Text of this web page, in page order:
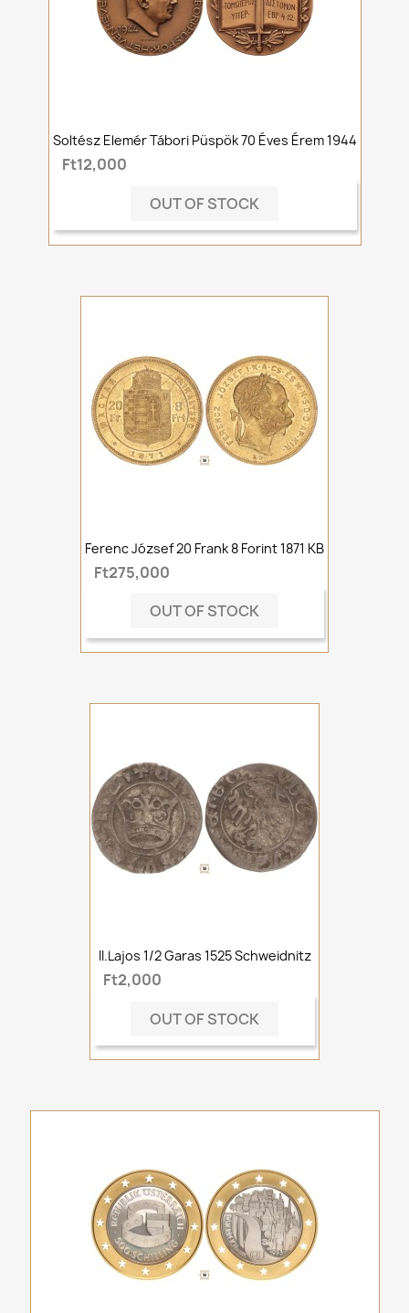
Soltész Elemér Tábori Püspök 70 Éves Érem 1944
Ft12,000
OUT OF STOCK
Ferenc József 20 Frank 8 Forint 1871 KB
Ft275,000
OUT OF STOCK
II.Lajos 1/2 Garas 1525 Schweidnitz
Ft2,000
OUT OF STOCK